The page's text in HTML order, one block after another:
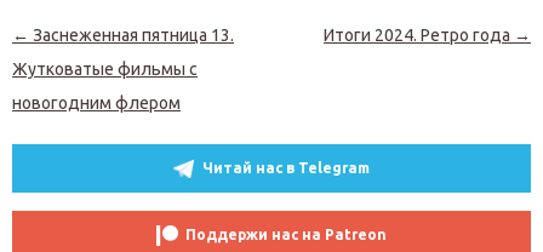
Навигация по записям
← Заснеженная пятница 13.
Жутковатые фильмы с
новогодним флером
Итоги 2024. Ретро года →
Читай нас в Telegram
Поддержи нас на Patreon